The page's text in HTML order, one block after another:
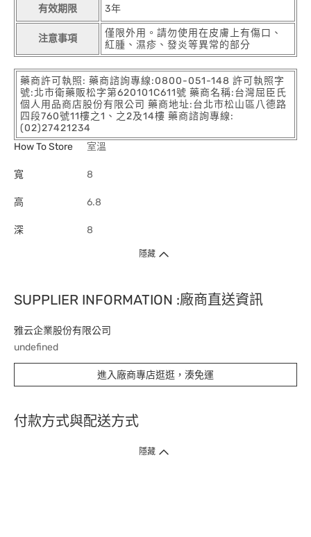
有效期限 3年
注意事項
僅限外用。請勿使用在皮膚上有傷口、
紅腫、濕疹、發炎等異常的部分
藥商許可執照: 藥商諮詢專線:0800-051-148 許可執照字
號:北市衛藥販松字第620101C611號 藥商名稱:台灣屈臣氏
個人用品商店股份有限公司 藥商地址:台北市松山區八德路
四段760號11樓之1、之2及14樓 藥商諮詢專線:
(02)27421234
How To Store
室溫
寬 8
高 6.8
深 8
隱藏
SUPPLIER INFORMATION :廠商直送資訊
雅云企業股份有限公司
undefined
進入廠商專店逛逛，湊免運
付款方式與配送方式
隱藏